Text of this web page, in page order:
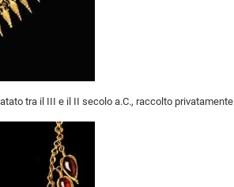
tra il III e il II secolo a.C., raccolto